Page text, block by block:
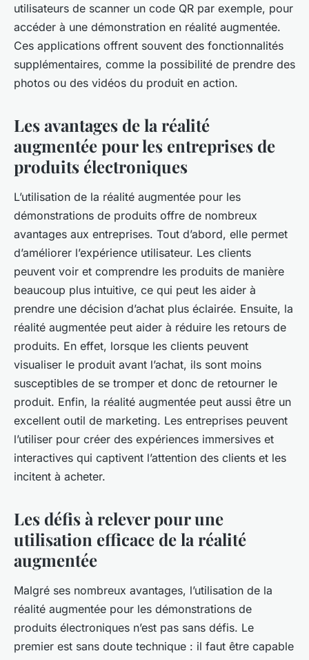
utilisateurs de scanner un code QR par exemple, pour
accéder à une démonstration en réalité augmentée.
Ces applications offrent souvent des fonctionnalités
supplémentaires, comme la possibilité de prendre des
photos ou des vidéos du produit en action.
Les avantages de la réalité
augmentée pour les entreprises de
produits électroniques
L’utilisation de la réalité augmentée pour les
démonstrations de produits offre de nombreux
avantages aux entreprises. Tout d’abord, elle permet
d’améliorer l’expérience utilisateur. Les clients
peuvent voir et comprendre les produits de manière
beaucoup plus intuitive, ce qui peut les aider à
prendre une décision d’achat plus éclairée. Ensuite, la
réalité augmentée peut aider à réduire les retours de
produits. En effet, lorsque les clients peuvent
visualiser le produit avant l’achat, ils sont moins
susceptibles de se tromper et donc de retourner le
produit. Enfin, la réalité augmentée peut aussi être un
excellent outil de marketing. Les entreprises peuvent
l’utiliser pour créer des expériences immersives et
interactives qui captivent l’attention des clients et les
incitent à acheter.
Les défis à relever pour une
utilisation efficace de la réalité
augmentée
Malgré ses nombreux avantages, l’utilisation de la
réalité augmentée pour les démonstrations de
produits électroniques n’est pas sans défis. Le
premier est sans doute technique : il faut être capable